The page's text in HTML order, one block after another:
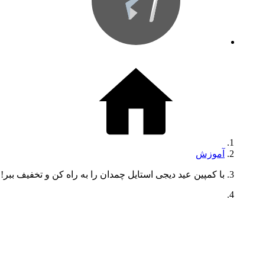
آموزش
با کمپین عید دیجی استایل چمدان را به راه کن و تخفیف ببر!